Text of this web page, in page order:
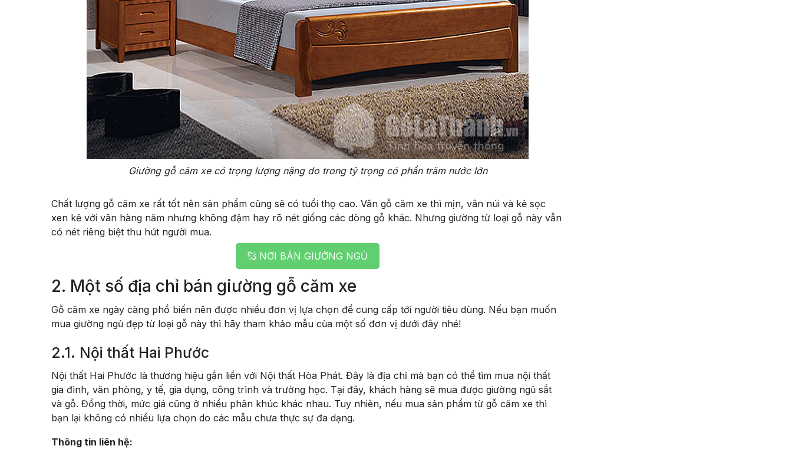
Giường gỗ căm xe có trọng lượng nặng do trong tỷ trọng có phần trăm nước lớn
Chất lượng gỗ căm xe rất tốt nên sản phẩm cũng sẽ có tuổi thọ cao. Vân gỗ căm xe thì mịn, vân núi và kẻ sọc
xen kẽ với vân hàng năm nhưng không đậm hay rõ nét giống các dòng gỗ khác. Nhưng giường từ loại gỗ này vẫn
có nét riêng biệt thu hút người mua.
NƠI BÁN GIƯỜNG NGỦ
2. Một số địa chỉ bán giường gỗ căm xe
Gỗ căm xe ngày càng phổ biến nên được nhiều đơn vị lựa chọn để cung cấp tới người tiêu dùng. Nếu bạn muốn
mua giường ngủ đẹp từ loại gỗ này thì hãy tham khảo mẫu của một số đơn vị dưới đây nhé!
2.1. Nội thất Hai Phước
Nội thất Hai Phước là thương hiệu gắn liền với Nội thất Hòa Phát. Đây là địa chỉ mà bạn có thể tìm mua nội thất
gia đình, văn phòng, y tế, gia dụng, công trình và trường học. Tại đây, khách hàng sẽ mua được giường ngủ sắt
và gỗ. Đồng thời, mức giá cũng ở nhiều phân khúc khác nhau. Tuy nhiên, nếu mua sản phẩm từ gỗ căm xe thì
bạn lại không có nhiều lựa chọn do các mẫu chưa thực sự đa dạng.
Thông tin liên hệ: